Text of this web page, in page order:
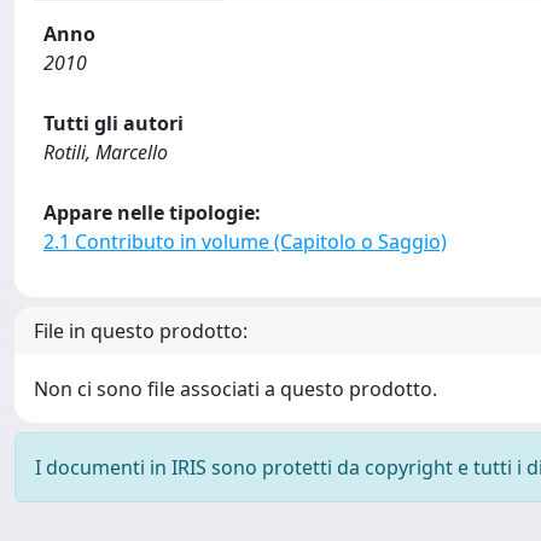
Anno
2010
Tutti gli autori
Rotili, Marcello
Appare nelle tipologie:
2.1 Contributo in volume (Capitolo o Saggio)
File in questo prodotto:
Non ci sono file associati a questo prodotto.
I documenti in IRIS sono protetti da copyright e tutti i